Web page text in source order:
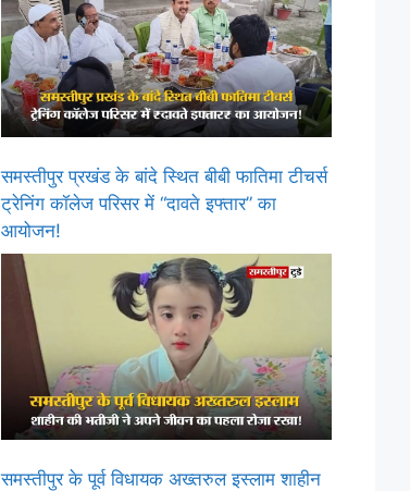
समस्तीपुर प्रखंड के बांदे स्थित बीबी फातिमा टीचर्स
ट्रेनिंग कॉलेज परिसर में “दावते इफ्तार” का
आयोजन!
समस्तीपुर के पूर्व विधायक अख्तरुल इस्लाम शाहीन